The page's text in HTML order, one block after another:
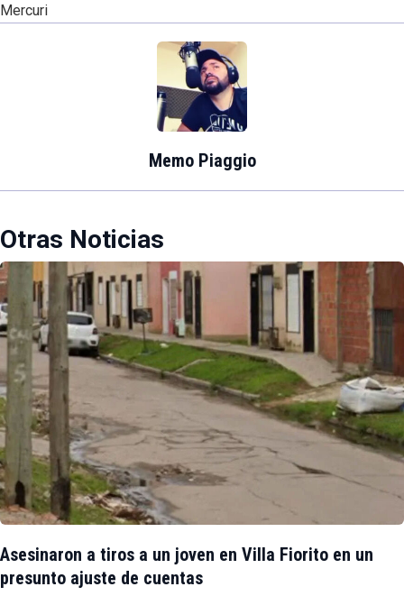
Mercuri
Memo Piaggio
Otras Noticias
Asesinaron a tiros a un joven en Villa Fiorito en un
presunto ajuste de cuentas